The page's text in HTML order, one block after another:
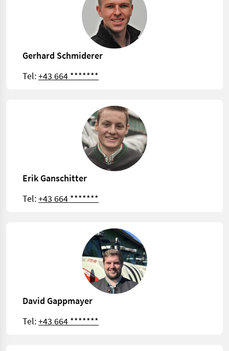
Gerhard Schmiderer
Tel:+43 664 *******
Erik Ganschitter
Tel:+43 664 *******
David Gappmayer
Tel:+43 664 *******